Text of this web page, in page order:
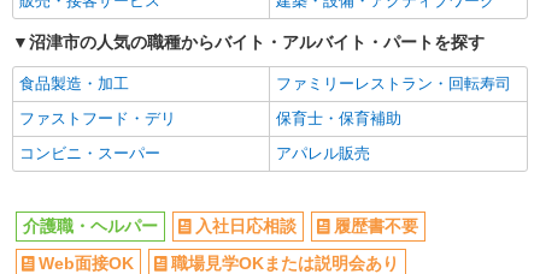
沼津市の人気の職種からバイト・アルバイト・パートを探す
食品製造・加工
ファミリーレストラン・回転寿司
ファストフード・デリ
保育士・保育補助
コンビニ・スーパー
アパレル販売
介護職・ヘルパー 入社日応相談
履歴書不要
Web面接OK
職場見学OKまたは説明会あり